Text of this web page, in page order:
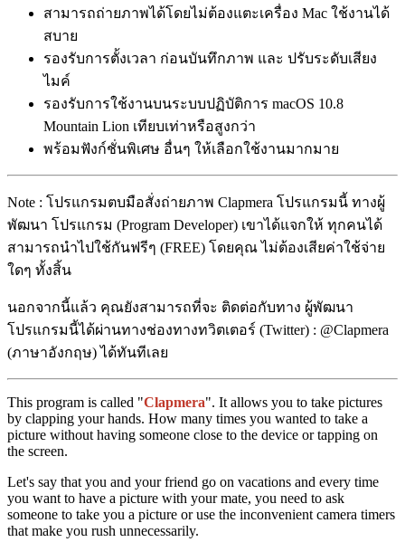
สามารถถ่ายภาพได้โดยไม่ต้องแตะเครื่อง Mac ใช้งานได้
สบาย
รองรับการตั้งเวลา ก่อนบันทึกภาพ และ ปรับระดับเสียง
ไมค์
รองรับการใช้งานบนระบบปฏิบัติการ macOS 10.8
Mountain Lion เทียบเท่าหรือสูงกว่า
พร้อมฟังก์ชั่นพิเศษ อื่นๆ ให้เลือกใช้งานมากมาย
Note : โปรแกรมตบมือสั่งถ่ายภาพ Clapmera โปรแกรมนี้ ทางผู้
พัฒนา โปรแกรม (Program Developer) เขาได้แจกให้ ทุกคนได้
สามารถนำไปใช้กันฟรีๆ (FREE) โดยคุณ ไม่ต้องเสียค่าใช้จ่าย
ใดๆ ทั้งสิ้น
นอกจากนี้แล้ว คุณยังสามารถที่จะ ติดต่อกับทาง ผู้พัฒนา
โปรแกรมนี้ได้ผ่านทางช่องทางทวิตเตอร์ (Twitter) : @Clapmera
(ภาษาอังกฤษ) ได้ทันทีเลย
This program is called "Clapmera". It allows you to take pictures
by clapping your hands. How many times you wanted to take a
picture without having someone close to the device or tapping on
the screen.
Let's say that you and your friend go on vacations and every time
you want to have a picture with your mate, you need to ask
someone to take you a picture or use the inconvenient camera timers
that make you rush unnecessarily.